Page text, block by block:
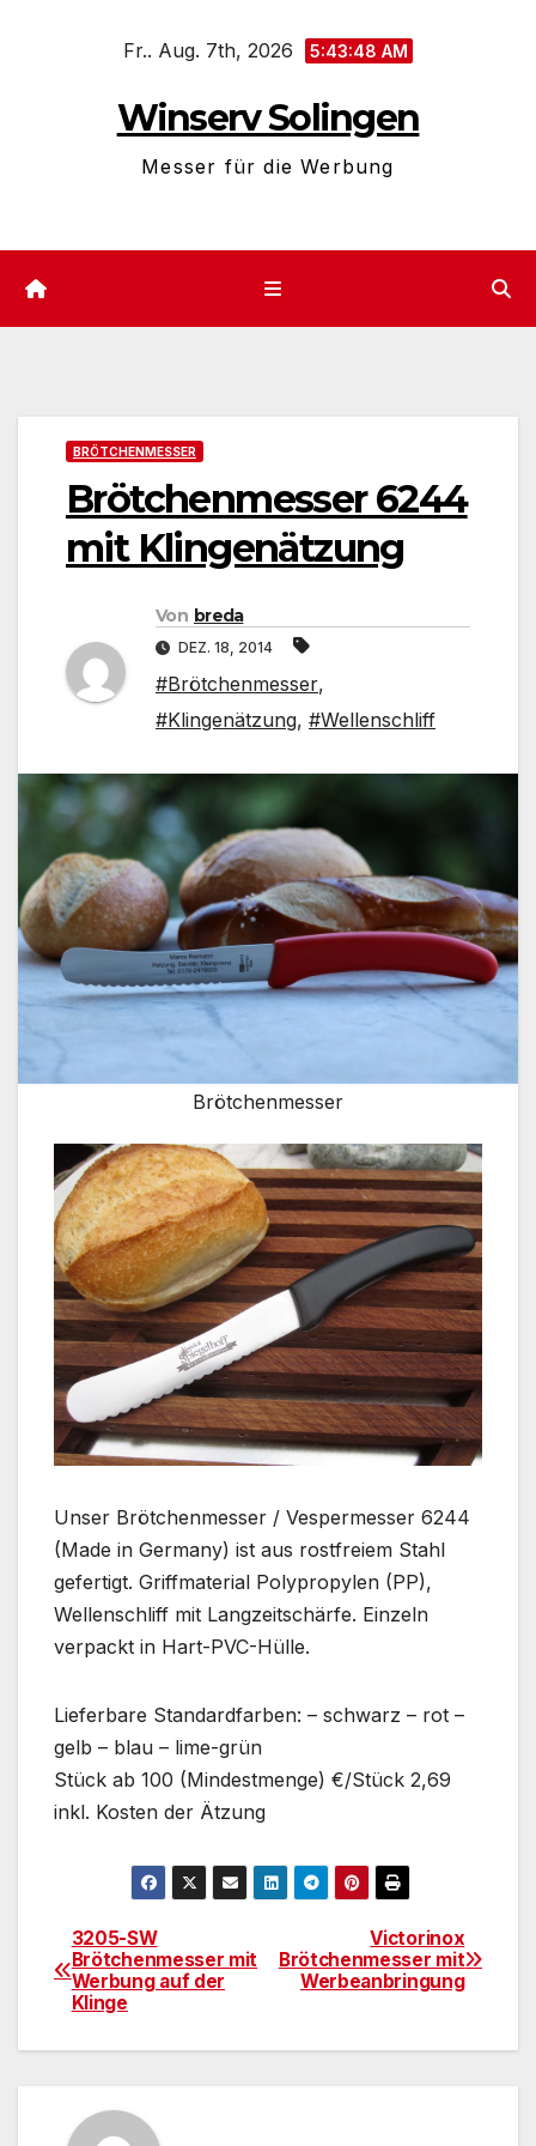
Fr.. Aug. 7th, 2026 5:43:49 AM
Winserv Solingen
Messer für die Werbung
BRÖTCHENMESSER
Brötchenmesser 6244
mit Klingenätzung
Von breda
DEZ. 18, 2014
#Brötchenmesser,
#Klingenätzung, #Wellenschliff
Brötchenmesser
Unser Brötchenmesser / Vespermesser 6244
(Made in Germany) ist aus rostfreiem Stahl
gefertigt. Griffmaterial Polypropylen (PP),
Wellenschliff mit Langzeitschärfe. Einzeln
verpackt in Hart-PVC-Hülle.
Lieferbare Standardfarben: – schwarz – rot –
gelb – blau – lime-grün
Stück ab 100 (Mindestmenge) €/Stück 2,69
inkl. Kosten der Ätzung
BeitragsnavigationVictorinox
Brötchenmesser mit
Werbeanbringung
3205-SW
Brötchenmesser mit
Werbung auf der
Klinge